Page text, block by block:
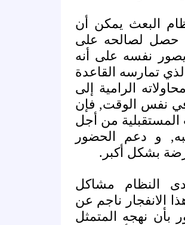
البعث يمكن أن
حصل لصالحه على
نفسه على أنه
تمارسه القاعدة
الرامية إلى
في نفس الوقت, فإن
المستقبلية من أجل
و دعم الحضور
بشكل أكبر.
النظام مشاكل
الانفجار ناجم عن
بأن نهجه المتمثل